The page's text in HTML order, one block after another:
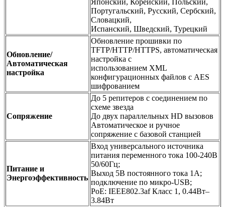
Японский, Корейский, Польский,
Португальский, Русский, Сербский,
Словацкий,
Испанский, Шведский, Турецкий
Обновление/
Автоматическая
настройка
Обновление прошивки по
TFTP/HTTP/HTTPS, автоматическая
настройка с
использованием XML
конфигурационных файлов с AES
шифрованием
Сопряжение
До 5 репитеров с соединением по
схеме звезда
До двух параллельных HD вызовов
Автоматическое и ручное
сопряжение с базовой станцией
Питание и
Энергоэффективность
Вход универсального источника
питания переменного тока 100-240В
50/60Гц;
Выход 5В постоянного тока 1A;
подключение по микро-USB;
PoE: IEEE802.3af Класс 1, 0.44Вт–
3.84Вт